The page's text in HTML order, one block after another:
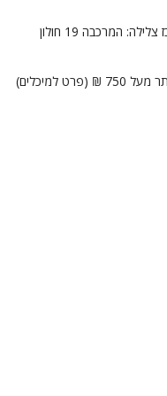
המרכבה 19 חולון
למיכלים)